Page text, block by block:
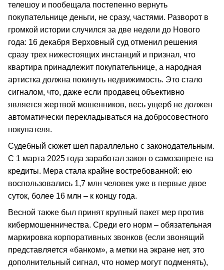
телешоу и пообещала постепенно вернуть
покупательнице деньги, не сразу, частями. Разворот в
громкой истории случился за две недели до Нового
года: 16 декабря Верховный суд отменил решения
сразу трех нижестоящих инстанций и признал, что
квартира принадлежит покупательнице, а народная
артистка должна покинуть недвижимость. Это стало
сигналом, что, даже если продавец объективно
является жертвой мошенников, весь ущерб не должен
автоматически перекладываться на добросовестного
покупателя. ​
Судебный сюжет шел параллельно с законодательным.
С 1 марта 2025 года заработал закон о самозапрете на
кредиты. Мера стала крайне востребованной: ею
воспользовались 1,7 млн человек уже в первые двое
суток, более 16 млн – к концу года.
Весной также был принят крупный пакет мер против
кибермошенничества. Среди его норм – обязательная
маркировка корпоративных звонков (если звонящий
представляется «банком», а метки на экране нет, это
дополнительный сигнал, что номер могут подменять),